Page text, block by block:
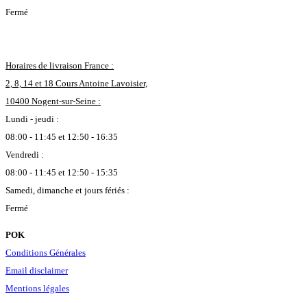
Fermé
Horaires de livraison France :
2, 8, 14 et 18 Cours Antoine Lavoisier,
10400 Nogent-sur-Seine :
Lundi - jeudi :
08:00 - 11:45 et 12:50 - 16:35
Vendredi :
08:00 - 11:45 et 12:50 - 15:35
Samedi, dimanche et jours fériés :
Fermé
POK
Conditions Générales
Email disclaimer
Mentions légales